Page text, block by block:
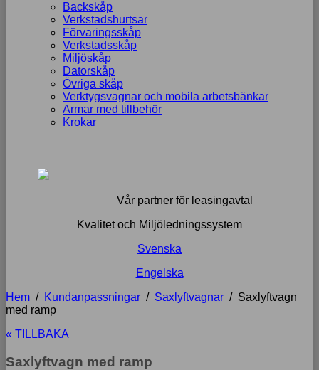
Backskåp
Verkstadshurtsar
Förvaringsskåp
Verkstadsskåp
Miljöskåp
Datorskåp
Övriga skåp
Verktygsvagnar och mobila arbetsbänkar
Armar med tillbehör
Krokar
Vår partner för leasingavtal
Kvalitet och Miljöledningssystem
Svenska
Engelska
Hem / Kundanpassningar / Saxlyftvagnar / Saxlyftvagn
med ramp
« TILLBAKA
Saxlyftvagn med ramp